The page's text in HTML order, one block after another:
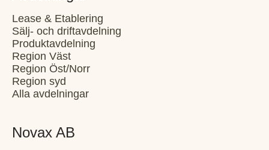
Lease & Etablering
Sälj- och driftavdelning
Produktavdelning
Region Väst
Region Öst/Norr
Region syd
Alla avdelningar
Novax AB